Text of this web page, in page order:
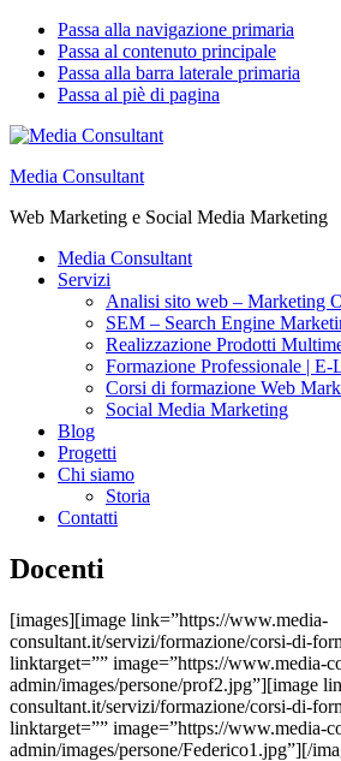
Passa alla navigazione primaria
Passa al contenuto principale
Passa alla barra laterale primaria
Passa al piè di pagina
Media Consultant
Web Marketing e Social Media Marketing
Media Consultant
Servizi
Analisi sito web – Marketing
SEM – Search Engine
Realizzazione Prodotti
Formazione Professionale | E-
Corsi di formazione Web
Social Media Marketing
Blog
Progetti
Chi siamo
Storia
Contatti
Docenti
[images][image link=”https://www.media-
consultant.it/servizi/formazione/corsi-di-
linktarget=”” image=”https://www.media-
admin/images/persone/prof2.jpg”][image
consultant.it/servizi/formazione/corsi-di-
linktarget=”” image=”https://www.media-
admin/images/persone/Federico1.jpg”][/